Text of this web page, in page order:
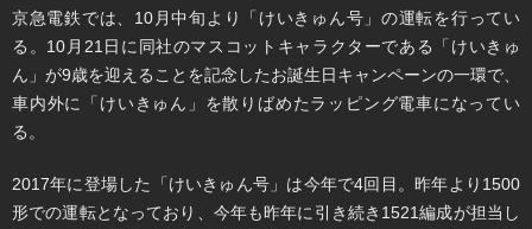
京急電鉄では、10月中旬より「けいきゅん号」の運転を行ってい
る。10月21日に同社のマスコットキャラクターである「けいきゅ
ん」が9歳を迎えることを記念したお誕生日キャンペーンの一環で、
車内外に「けいきゅん」を散りばめたラッピング電車になってい
る。
2017年に登場した「けいきゅん号」は今年で4回目。昨年より1500
形での運転となっており、今年も昨年に引き続き1521編成が担当し